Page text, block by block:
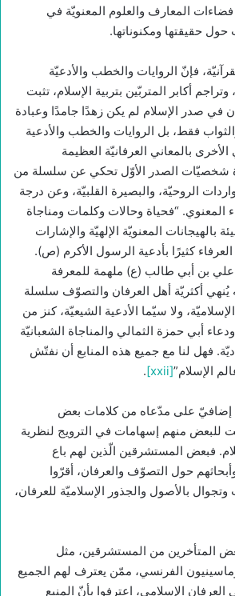
فضاءات المعارف والعلوم المعنويّة في
حقيقتها ومكنوناتها.
فإنّ الروايات والخطب والأدعيّة
أكابر المتربّين بتربية الإسلام، تثبت
في صدر الإسلام لم يكن زهدًا جامدًا وعبادة
فقط، بل الروايات والخطب والأدعية
بالمعاني العرفانيّة العظيمة
شخصيّات الصدر الأوّل تحكي عن سلسلة من
الروحيّة، والبصيرة القلبيّة، وعن درجة
المعنوي. “فحياة وحالات وكلمات ومناجاة
بالهيجانات المعنويّة الإلهيّة والإشارات
كثيرًا بأدعية الرسول الأكرم (ص).
علي بن أبي طالب (ع) ملهمة للمعرفة
يُنهي أكثريّة أهل العرفان والتصوّف سلسلة
ولا سيّما الأدعية الشيعيّة، كنز من
أبي حمزة الثمالي والمناجاة الشعبانيّة
فهل لنا مع جميع هذه المنابع أن نفتّش
الإسلام”[xxii]
.
إضافيّ على مدّعاه من كلامات بعض
للبعض منهم إسهامات في الترويج لنظرية
فبعض المستشرقين الّذين لهم باع
حول التصوّف والعرفان، أقرّوا
بالأصول والجذور الإسلاميّة للعرفان،
المتأخرين من المستشرقين، مثل
الفرنسي، ممّن يعترف لهم الجميع
الإسلامي، اعترفوا بأنّ المنبع